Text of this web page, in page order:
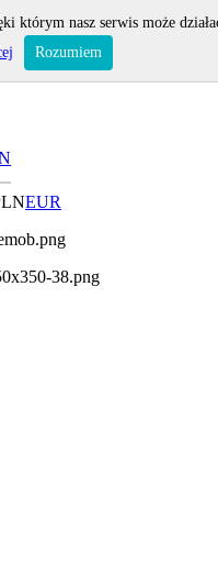
EUR
którym nasz serwis może
Rozumiem